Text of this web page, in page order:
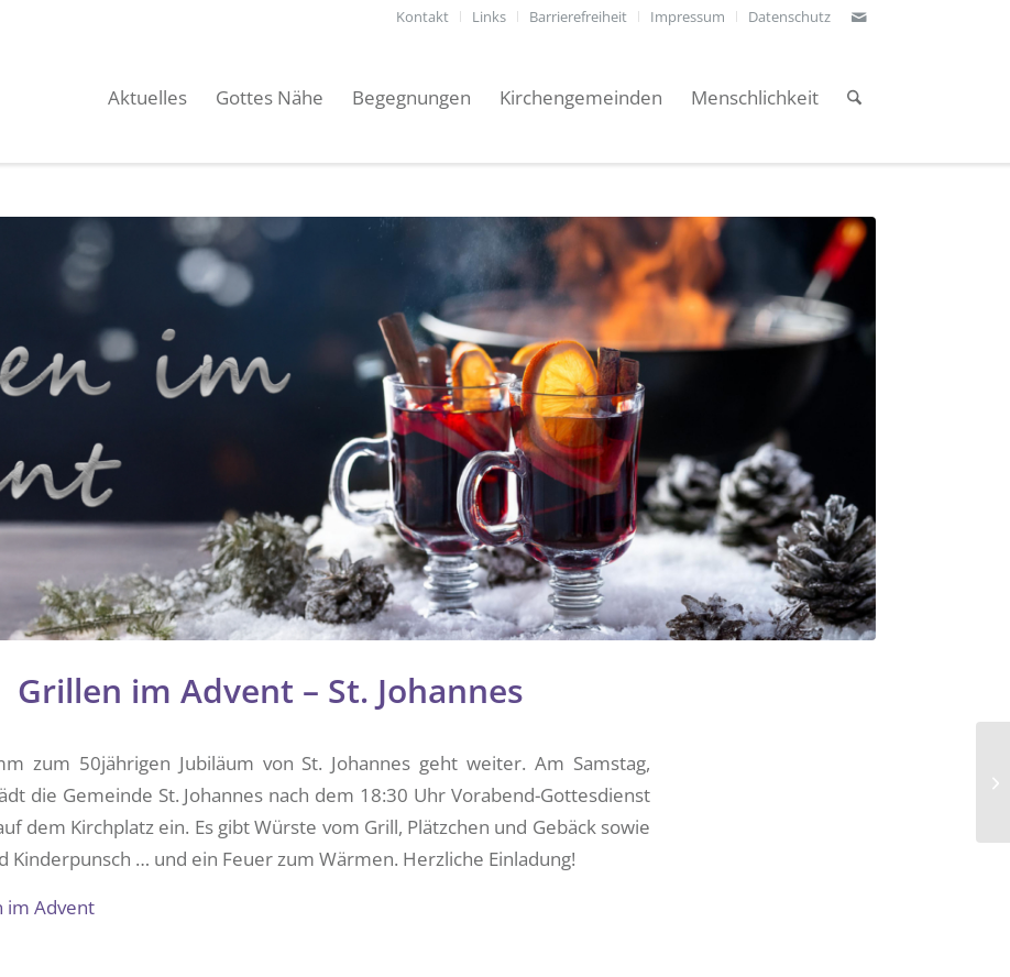
Kontakt Links Barrierefreiheit Impressum Datenschutz
Aktuelles Gottes Nähe Begegnungen Kirchengemeinden Menschlichkeit
Grillen im Advent – St. Johannes
zum 50jährigen Jubiläum von St. Johannes geht weiter. Am Samstag,
die Gemeinde St. Johannes nach dem 18:30 Uhr Vorabend-Gottesdienst
dem Kirchplatz ein. Es gibt Würste vom Grill, Plätzchen und Gebäck sowie
Kinderpunsch … und ein Feuer zum Wärmen. Herzliche Einladung!
im Advent